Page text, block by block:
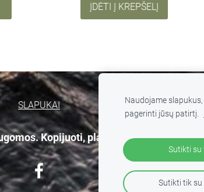
ĮDĖTI Į KREPŠELĮ
SLAPUKAI
Kopijuoti, platinti svetainės turinį
Naudojame
pagerinti jūsų patirtį.
Sutikti su
Sutikti tik